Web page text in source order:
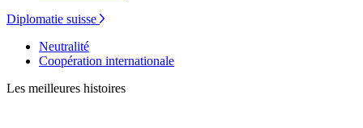
Diplomatie suisse
Neutralité
Coopération internationale
Les meilleures histoires